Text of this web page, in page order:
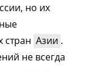
но их
стран Азии .
не всегда